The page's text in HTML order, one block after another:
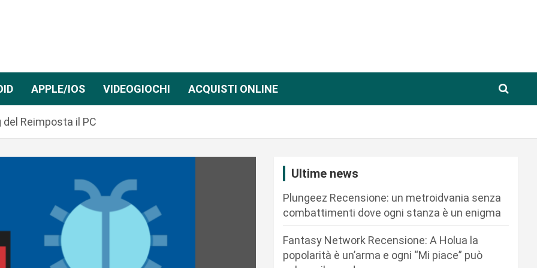
APPLE/IOS VIDEOGIOCHI ACQUISTI ONLINE
Reimposta il PC
Ultime news
Plungeez Recensione: un metroidvania senza
combattimenti dove ogni stanza è un enigma
Fantasy Network Recensione: A Holua la
popolarità è un’arma e ogni “Mi piace” può